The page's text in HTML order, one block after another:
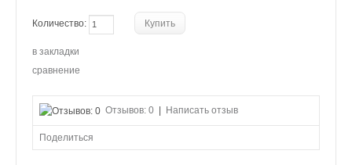
Количество:
в закладки
сравнение
Отзывов: 0 Написать отзыв
Поделиться